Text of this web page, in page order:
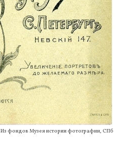
Из фондов Музея истории фотографии, СПб